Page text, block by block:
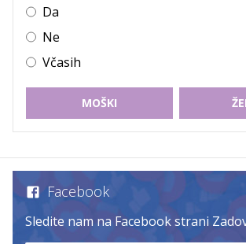
Da
Ne
Včasih
MOŠKI
Facebook
Sledite nam na Facebook strani